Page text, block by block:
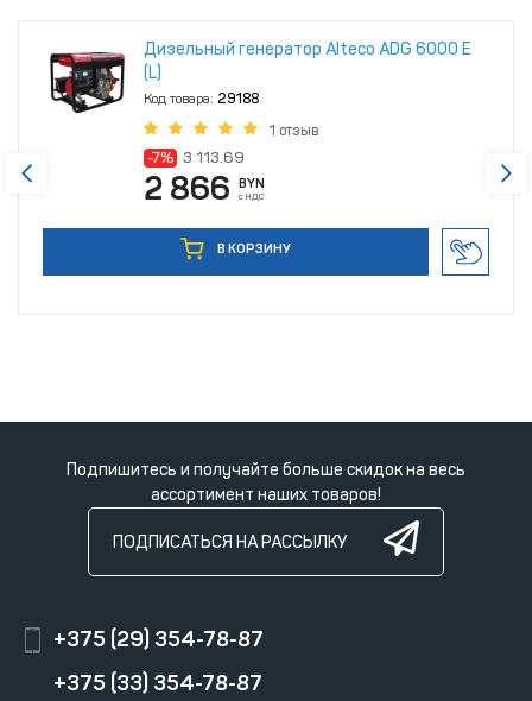
Дизельный генератор Alteco ADG 6000 Е
(L)
Код товара: 29188
1 отзыв
-7% 3 113.69
2 866 BYN
с НДС
В КОРЗИНУ
Подпишитесь и получайте больше скидок на весь
ассортимент наших товаров!
ПОДПИСАТЬСЯ НА РАССЫЛКУ
+375 (29) 354-78-87
+375 (33) 354-78-87